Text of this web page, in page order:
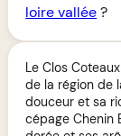
loire vallée?
Le Clos
de la région de
douceur et sa
cépage Chenin